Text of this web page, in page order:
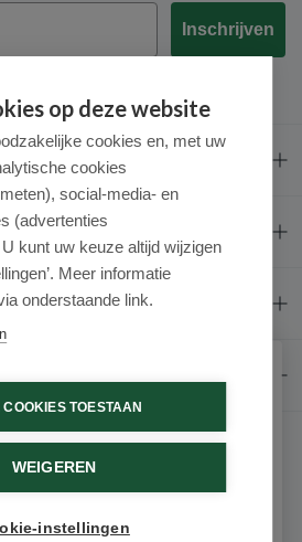
Inschrijven
9.6 / 10 (531 beoordelingen)
op deze website
cookies en, met uw
cookies
social-media- en
(advertenties
kunt uw keuze altijd wijzigen
Meer informatie
onderstaande link.
TOESTAAN
WEIGEREN
instellingen
voor onze nieuwsbrief
beste aanbiedingen en persoonlijk
advies